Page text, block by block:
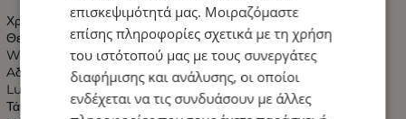
Χρώμα: Θερμό Λευκό
Θερμοκρασία Χρώματος: 2800k Λευκό
Watt: 4.8W άνα μέτρο
Aδιαβροχοποιηση: IP54
Lumen: 374 LM το Θερμό Χρώμα.
Τάση: 12v DC
επισκεψιμότητά μας. Μοιραζόμαστε
επίσης πληροφορίες σχετικά με τη χρήση
του ιστότοπού μας με τους συνεργάτες
διαφήμισης και ανάλυσης, οι οποίοι
ενδέχεται να τις συνδυάσουν με άλλες